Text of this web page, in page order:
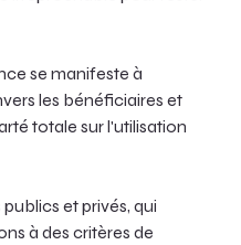
se manifeste à
les bénéficiaires et
totale sur l'utilisation
et privés, qui
à des critères de